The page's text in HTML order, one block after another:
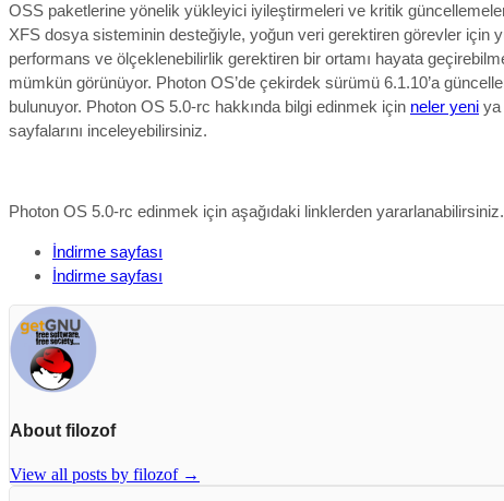
OSS paketlerine yönelik yükleyici iyileştirmeleri ve kritik
XFS dosya sisteminin desteğiyle, yoğun veri gerektiren görevler için
performans ve ölçeklenebilirlik gerektiren bir ortamı hayata
mümkün görünüyor. Photon OS’de çekirdek sürümü 6.1.10’a
bulunuyor. Photon OS 5.0-rc hakkında bilgi edinmek için neler yeni ya
sayfalarını inceleyebilirsiniz.
Photon OS 5.0-rc edinmek için aşağıdaki linklerden yararlanabilirsiniz.
İndirme sayfası
İndirme sayfası
About filozof
View all posts by filozof →